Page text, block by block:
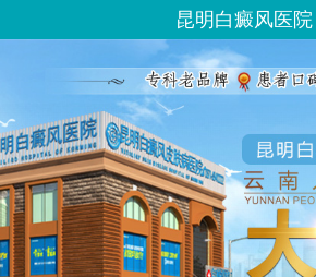
昆明白癜风医院